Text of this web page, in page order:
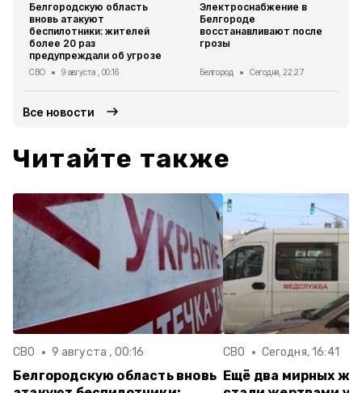
Белгородскую область
вновь атакуют
беспилотники: жителей
более 20 раз
предупреждали об угрозе
СВО 9 августа , 00:16
Электроснабжение в
Белгороде
восстанавливают после
грозы
Белгород Сегодня, 22:27
Все новости
Читайте также
СВО 9 августа , 00:16
Белгородскую область вновь
СВО Сегодня, 16:41
Ещё два мирных